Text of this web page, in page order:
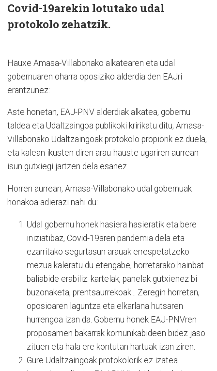
Covid-19arekin lotutako udal
protokolo zehatzik.
Hauxe Amasa-Villabonako alkatearen eta udal
gobernuaren oharra oposiziko alderdia den EAJri
erantzunez:
Aste honetan, EAJ-PNV alderdiak alkatea, gobernu
taldea eta Udaltzaingoa publikoki kririkatu ditu, Amasa-
Villabonako Udaltzaingoak protokolo propiorik ez duela,
eta kalean ikusten diren arau-hauste ugariren aurrean
isun gutxiegi jartzen dela esanez.
Horren aurrean, Amasa-Villabonako udal gobernuak
honakoa adierazi nahi du:
Udal gobernu honek hasiera hasieratik eta bere
iniziatibaz, Covid-19aren pandemia dela eta
ezarritako segurtasun arauak errespetatzeko
mezua kaleratu du etengabe, horretarako hainbat
baliabide erabiliz: kartelak, panelak gutxienez bi
buzonaketa, prentsaurrekoak... Zeregin horretan,
oposioaren laguntza eta elkarlana hutsaren
hurrengoa izan da. Gobernu honek EAJ-PNVren
proposamen bakarrak komunikabideen bidez jaso
zituen eta hala ere kontutan hartuak izan ziren.
Gure Udaltzaingoak protokolorik ez izatea